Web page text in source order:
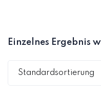
Einzelnes Ergebnis